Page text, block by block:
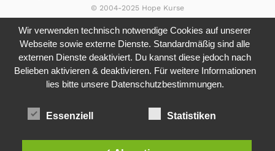
© 2004-2025 Hope Kurse
Wir verwenden technisch notwendige Cookies auf unserer
Webseite sowie externe Dienste. Standardmäßig sind alle
externen Dienste deaktiviert. Du kannst diese jedoch nach
Belieben aktivieren & deaktivieren. Für weitere Informationen
lies bitte unsere Datenschutzbestimmungen.
Essenziell Statistiken